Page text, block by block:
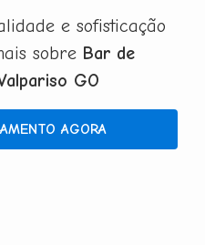
e sofisticação
sobre Bar de
GO
AGORA